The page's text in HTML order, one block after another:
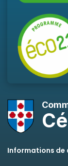
Informations